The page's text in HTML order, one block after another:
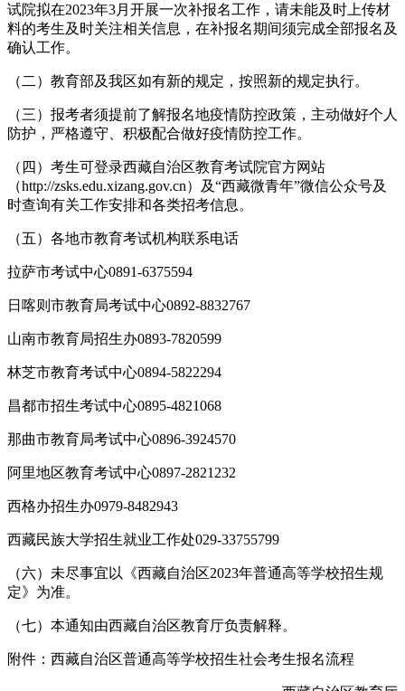
试院拟在2023年3月开展一次补报名工作，请未能及时上传材
料的考生及时关注相关信息，在补报名期间须完成全部报名及
确认工作。
（二）教育部及我区如有新的规定，按照新的规定执行。
（三）报考者须提前了解报名地疫情防控政策，主动做好个人
防护，严格遵守、积极配合做好疫情防控工作。
（四）考生可登录西藏自治区教育考试院官方网站
（http://zsks.edu.xizang.gov.cn）及“西藏微青年”微信公众号及
时查询有关工作安排和各类招考信息。
（五）各地市教育考试机构联系电话
拉萨市考试中心0891-6375594
日喀则市教育局考试中心0892-8832767
山南市教育局招生办0893-7820599
林芝市教育考试中心0894-5822294
昌都市招生考试中心0895-4821068
那曲市教育局考试中心0896-3924570
阿里地区教育考试中心0897-2821232
西格办招生办0979-8482943
西藏民族大学招生就业工作处029-33755799
（六）未尽事宜以《西藏自治区2023年普通高等学校招生规
定》为准。
（七）本通知由西藏自治区教育厅负责解释。
附件：西藏自治区普通高等学校招生社会考生报名流程